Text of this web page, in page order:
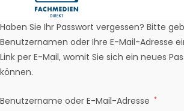
Haben Sie Ihr Passwort vergessen? Bitte
Benutzernamen oder Ihre E-Mail-Adresse
Link per E-Mail, womit Sie sich ein neues
können.
Benutzername oder E-Mail-Adresse *